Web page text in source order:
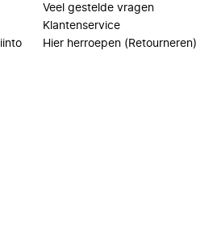
Veel gestelde vragen
Klantenservice
Hier herroepen (Retourneren)